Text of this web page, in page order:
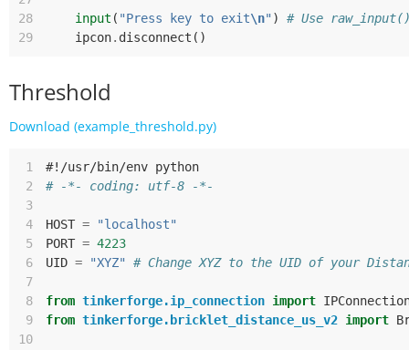
28
input ( "Press key to exit\n" )
# Use
29
ipcon. disconnect ()
Threshold
Download (example_threshold.py)
1
#!/usr/bin/env python
2
# -*- coding: utf-8 -*-
3
4
HOST =
"localhost"
5
PORT = 4223
6
UID = "XYZ"
# Change XYZ to the UID of your
7
8
from tinkerforge.ip_connection import
9
from tinkerforge.bricklet_distance_us_v2 import
10